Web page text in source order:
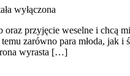
wyłączona
przyjęcie weselne i chcą
zarówno para młoda, jak
wyrasta […]